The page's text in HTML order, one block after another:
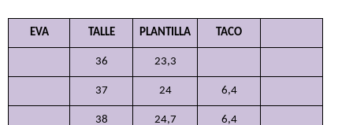
EVA TALLE PLANTILLA TACO
36 23,3
37 24 6,4
38 24,7 6,4